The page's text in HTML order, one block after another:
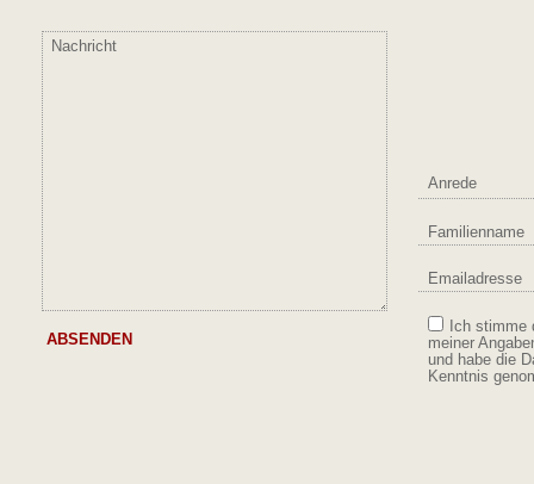
Familienname
Emailadresse
Ich stimme
meiner
und habe die
Kenntnis
Bitte nicht ausfüllen
Nachricht
ABSENDEN